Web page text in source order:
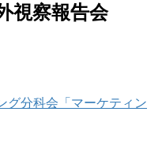
視察報告会
グ分科会「マーケティン